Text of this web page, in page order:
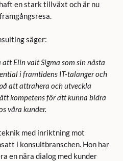
en stark tillväxt och är nu
säger:
Elin valt Sigma som sin nästa
i framtidens IT-talanger och
att attrahera och utveckla
kompetens för att kunna bidra
våra kunder.
med inriktning mot
i konsultbranschen. Hon har
en nära dialog med kunder